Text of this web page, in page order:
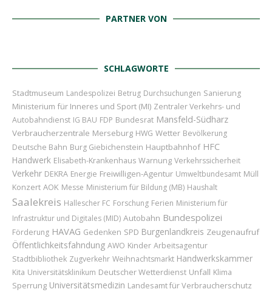
PARTNER VON
SCHLAGWORTE
Stadtmuseum Landespolizei Betrug Durchsuchungen Sanierung
Ministerium für Inneres und Sport (MI) Zentraler Verkehrs- und
Autobahndienst IG BAU FDP Bundesrat Mansfeld-Südharz
Verbraucherzentrale Merseburg HWG Wetter Bevölkerung
Deutsche Bahn Burg Giebichenstein Hauptbahnhof HFC
Handwerk Elisabeth-Krankenhaus Warnung Verkehrssicherheit
Verkehr DEKRA Energie Freiwilligen-Agentur Umweltbundesamt Müll
Konzert AOK Messe Ministerium für Bildung (MB) Haushalt
Saalekreis Hallescher FC Forschung Ferien Ministerium für
Infrastruktur und Digitales (MID) Autobahn Bundespolizei
Förderung HAVAG Gedenken SPD Burgenlandkreis Zeugenaufruf
Öffentlichkeitsfahndung AWO Kinder Arbeitsagentur
Stadtbibliothek Zugverkehr Weihnachtsmarkt Handwerkskammer
Kita Universitätsklinikum Deutscher Wetterdienst Unfall Klima
Sperrung Universitätsmedizin Landesamt für Verbraucherschutz